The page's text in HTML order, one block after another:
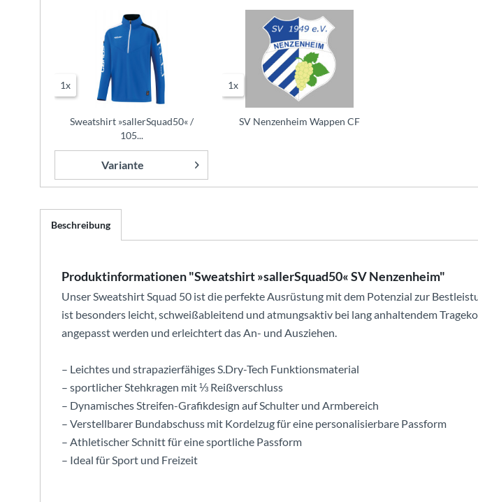
1x
Sweatshirt »sallerSquad50« /
105...
Variante
1x
SV Nenzenheim Wappen CF
Beschreibung
Produktinformationen "Sweatshirt »sallerSquad50« SV Nenzenheim"
Unser Sweatshirt Squad 50 ist die perfekte Ausrüstung mit dem Potenzial zur
ist besonders leicht, schweißableitend und atmungsaktiv bei lang anhaltendem
angepasst werden und erleichtert das An- und Ausziehen.
– Leichtes und strapazierfähiges S.Dry-Tech Funktionsmaterial
– sportlicher Stehkragen mit ⅓ Reißverschluss
– Dynamisches Streifen-Grafikdesign auf Schulter und Armbereich
– Verstellbarer Bundabschuss mit Kordelzug für eine personalisierbare Passform
– Athletischer Schnitt für eine sportliche Passform
– Ideal für Sport und Freizeit